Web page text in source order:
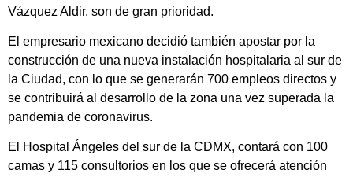
Vázquez Aldir, son de gran prioridad.
El empresario mexicano decidió también apostar por la
construcción de una nueva instalación hospitalaria al sur de
la Ciudad, con lo que se generarán 700 empleos directos y
se contribuirá al desarrollo de la zona una vez superada la
pandemia de coronavirus.
El Hospital Ángeles del sur de la CDMX, contará con 100
camas y 115 consultorios en los que se ofrecerá atención